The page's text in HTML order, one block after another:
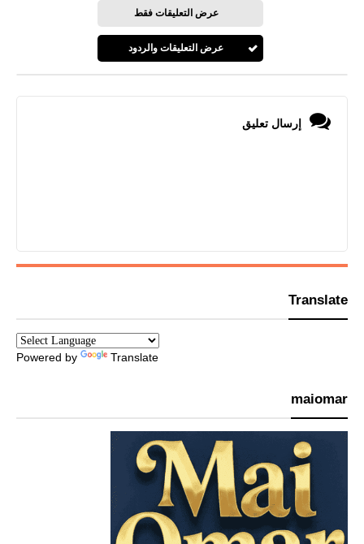
عرض التعليقات فقط
عرض التعليقات والردود
إرسال تعليق
Translate
Powered by Translate
maiomar